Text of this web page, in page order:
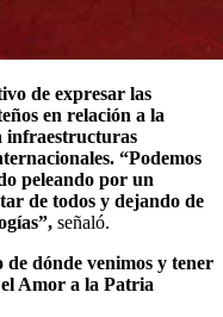
de expresar las
en relación a la
infraestructuras
“Podemos
peleando por un
de todos y dejando de
señaló.
de dónde venimos y tener
Amor a la Patria